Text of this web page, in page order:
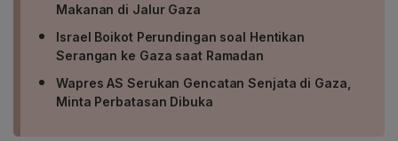
Makanan di Jalur Gaza
Israel Boikot Perundingan soal Hentikan
Serangan ke Gaza saat Ramadan
Wapres AS Serukan Gencatan Senjata di Gaza,
Minta Perbatasan Dibuka